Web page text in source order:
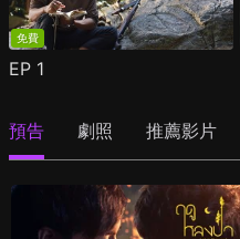
免費
EP 1
預告 劇照 推薦影片